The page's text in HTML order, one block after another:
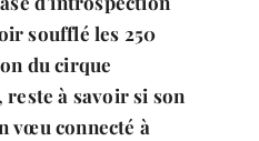
soufflé les 250
du cirque
à savoir si son
vœu connecté à